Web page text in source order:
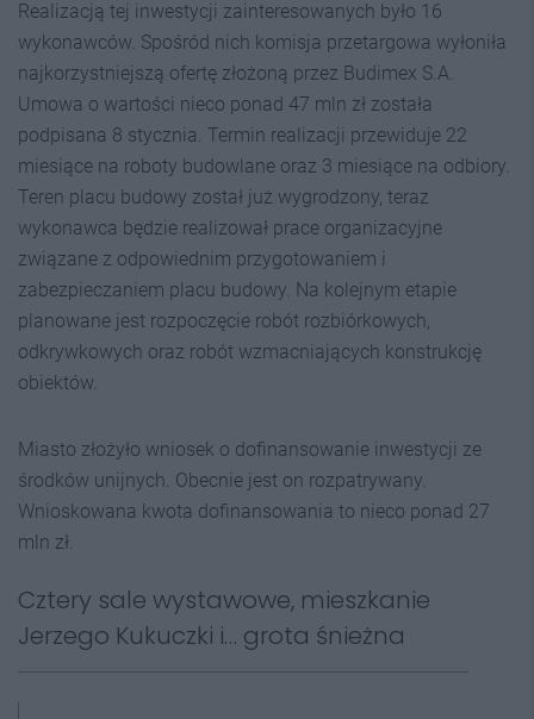
Realizacją tej inwestycji zainteresowanych było 16
wykonawców. Spośród nich komisja przetargowa wyłoniła
najkorzystniejszą ofertę złożoną przez Budimex S.A.
Umowa o wartości nieco ponad 47 mln zł została
podpisana 8 stycznia. Termin realizacji przewiduje 22
miesiące na roboty budowlane oraz 3 miesiące na odbiory.
Teren placu budowy został już wygrodzony, teraz
wykonawca będzie realizował prace organizacyjne
związane z odpowiednim przygotowaniem i
zabezpieczaniem placu budowy. Na kolejnym etapie
planowane jest rozpoczęcie robót rozbiórkowych,
odkrywkowych oraz robót wzmacniających konstrukcję
obiektów.
Miasto złożyło wniosek o dofinansowanie inwestycji ze
środków unijnych. Obecnie jest on rozpatrywany.
Wnioskowana kwota dofinansowania to nieco ponad 27
mln zł.
Cztery sale wystawowe, mieszkanie
Jerzego Kukuczki i… grota śnieżna